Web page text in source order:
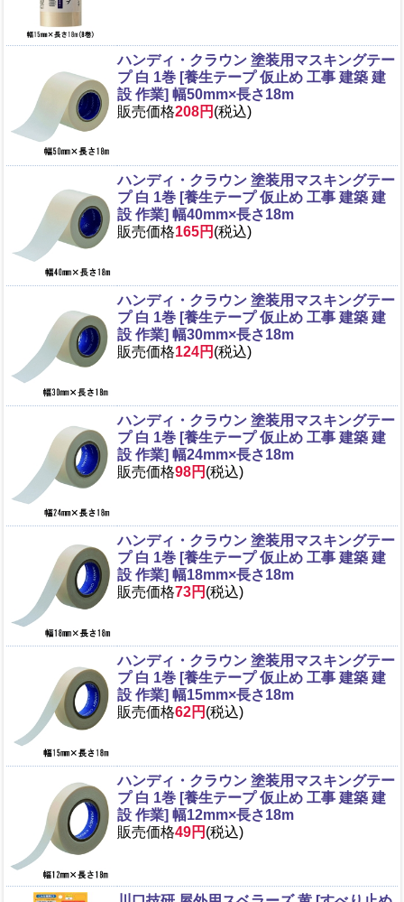
ハンディ・クラウン 塗装用マスキングテー
プ 白 1巻 [養生テープ 仮止め 工事 建築 建
設 作業] 幅50mm×長さ18m
販売価格208円 (税込)
ハンディ・クラウン 塗装用マスキングテー
プ 白 1巻 [養生テープ 仮止め 工事 建築 建
設 作業] 幅40mm×長さ18m
販売価格165円 (税込)
ハンディ・クラウン 塗装用マスキングテー
プ 白 1巻 [養生テープ 仮止め 工事 建築 建
設 作業] 幅30mm×長さ18m
販売価格124円 (税込)
ハンディ・クラウン 塗装用マスキングテー
プ 白 1巻 [養生テープ 仮止め 工事 建築 建
設 作業] 幅24mm×長さ18m
販売価格98円 (税込)
ハンディ・クラウン 塗装用マスキングテー
プ 白 1巻 [養生テープ 仮止め 工事 建築 建
設 作業] 幅18mm×長さ18m
販売価格73円 (税込)
ハンディ・クラウン 塗装用マスキングテー
プ 白 1巻 [養生テープ 仮止め 工事 建築 建
設 作業] 幅15mm×長さ18m
販売価格62円 (税込)
ハンディ・クラウン 塗装用マスキングテー
プ 白 1巻 [養生テープ 仮止め 工事 建築 建
設 作業] 幅12mm×長さ18m
販売価格49円 (税込)